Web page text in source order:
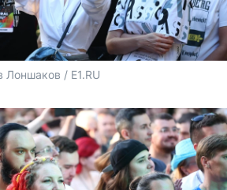
Лоншаков / E1.RU